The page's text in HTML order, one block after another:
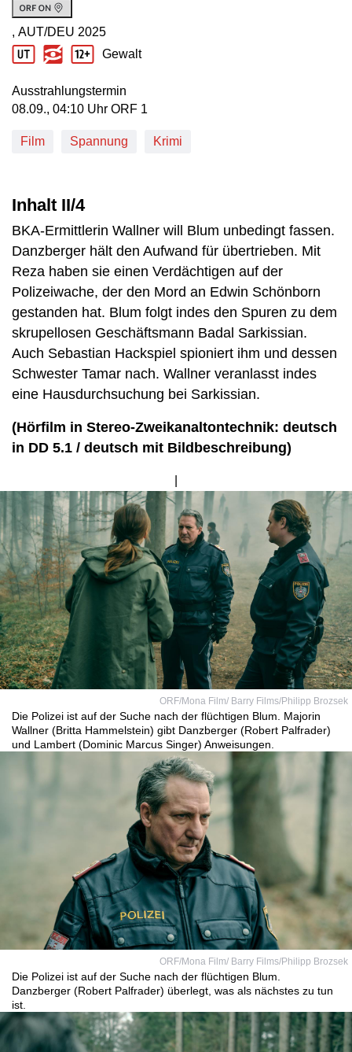
Produktionsland: AUT/DEU
, AUT/DEU
Produktionsjahr: 2025
2025
Jugendschutz Beschreibung: Gewalt
Gewalt
Ausstrahlungstermin
08. September, 04:10 Uhr in ORF 1
08.09., 04:10 Uhr ORF 1
Film Spannung Krimi
Inhalt II/4
BKA-Ermittlerin Wallner will Blum unbedingt fassen.
Danzberger hält den Aufwand für übertrieben. Mit
Reza haben sie einen Verdächtigen auf der
Polizeiwache, der den Mord an Edwin Schönborn
gestanden hat. Blum folgt indes den Spuren zu dem
skrupellosen Geschäftsmann Badal Sarkissian.
Auch Sebastian Hackspiel spioniert ihm und dessen
Schwester Tamar nach. Wallner veranlasst indes
eine Hausdurchsuchung bei Sarkissian.
(Hörfilm in Stereo-Zweikanaltontechnik: deutsch
in DD 5.1 / deutsch mit Bildbeschreibung)
Bild
ORF/Mona Film/ Barry Films/Philipp Brozsek
Die Polizei ist auf der Suche nach der flüchtigen Blum. Majorin
Wallner (Britta Hammelstein) gibt Danzberger (Robert Palfrader)
und Lambert (Dominic Marcus Singer) Anweisungen.
ORF/Mona Film/ Barry Films/Philipp Brozsek
Die Polizei ist auf der Suche nach der flüchtigen Blum.
Danzberger (Robert Palfrader) überlegt, was als nächstes zu tun
ist.